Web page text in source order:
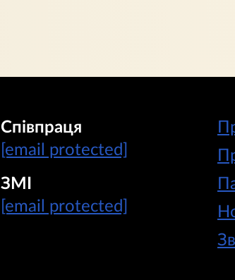
Співпраця
[email protected]
ЗМІ
[email protected]